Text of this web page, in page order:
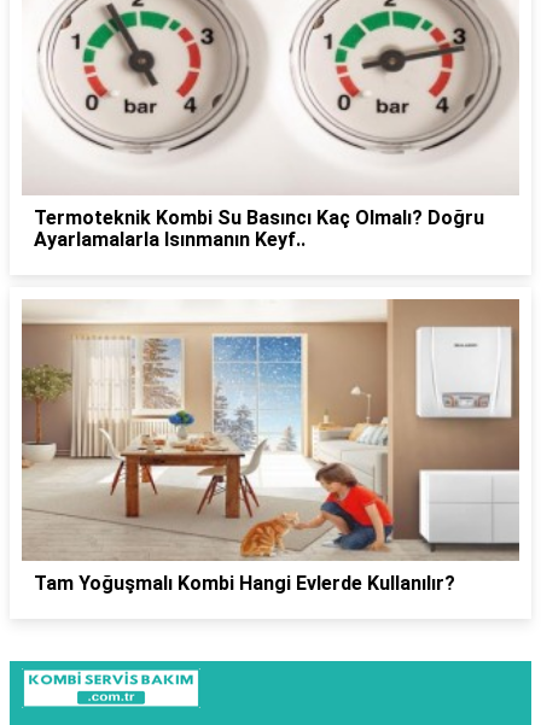
Termoteknik Kombi Su Basıncı Kaç Olmalı? Doğru
Ayarlamalarla Isınmanın Keyf..
Tam Yoğuşmalı Kombi Hangi Evlerde Kullanılır?